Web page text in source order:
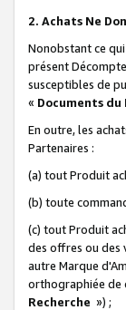
2. Achats Ne
Nonobstant ce
présent
susceptibles de
« Documents du
En outre, les
Partenaires :
(a) tout Produit
(b) toute
(c) tout Produit
des offres ou des
autre Marque
orthographiée de
Recherche ») ;